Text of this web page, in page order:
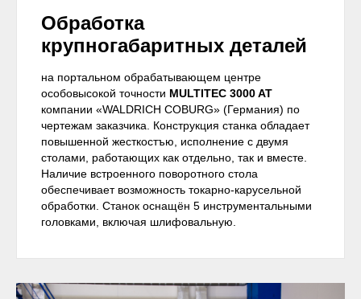
Обработка
крупногабаритных деталей
на портальном обрабатывающем центре
особовысокой точности MULTITEC 3000 AT
компании «WALDRICH COBURG» (Германия) по
чертежам заказчика. Конструкция станка обладает
повышенной жесткостъю, исполнение с двумя
столами, работающих как отдельно, так и вместе.
Наличие встроенного поворотного стола
обеспечивает возможность токарно-карусельной
обработки. Станок оснащён 5 инструментальными
головками, включая шлифовальную.